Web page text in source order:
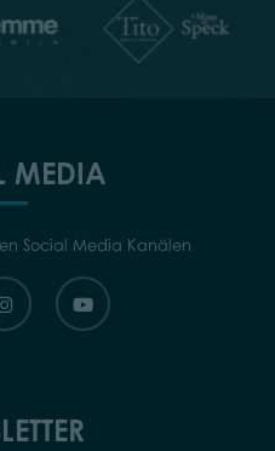
MEDIA
Social Media Kanälen